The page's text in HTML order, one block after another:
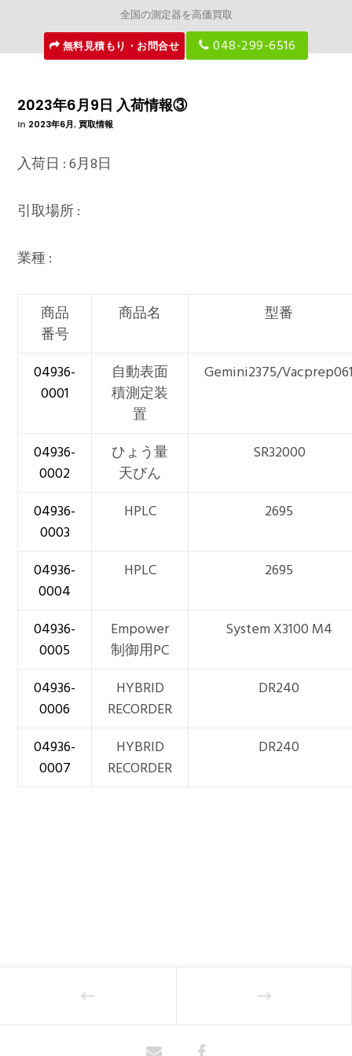
全国の測定器を高価買取
無料見積もり・お問合せ
048-299-6516
2023年6月9日 入荷情報③
In 2023年6月,買取情報
入荷日 : 6月8日
引取場所 :
業種 :
商品
番号
商品名 型番
04936-
0001
自動表面
積測定装
置
Gemini2375/
04936-
0002
ひょう量
天びん
SR32000
04936-
0003
HPLC 2695
04936-
0004
HPLC 2695
04936-
0005
Empower
制御用PC
System X3100 M4
04936-
0006
HYBRID
RECORDER
DR240
04936-
0007
HYBRID
RECORDER
DR240